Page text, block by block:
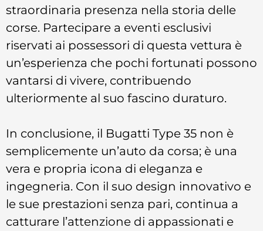
straordinaria presenza nella storia delle
corse. Partecipare a eventi esclusivi
riservati ai possessori di questa vettura è
un’esperienza che pochi fortunati possono
vantarsi di vivere, contribuendo
ulteriormente al suo fascino duraturo.
In conclusione, il Bugatti Type 35 non è
semplicemente un’auto da corsa; è una
vera e propria icona di eleganza e
ingegneria. Con il suo design innovativo e
le sue prestazioni senza pari, continua a
catturare l’attenzione di appassionati e